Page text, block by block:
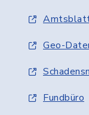
Geo-
Fundbüro